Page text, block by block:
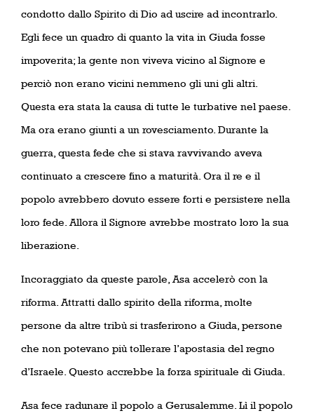
condotto dallo Spirito di Dio ad uscire ad incontrarlo.
Egli fece un quadro di quanto la vita in Giuda fosse
impoverita; la gente non viveva vicino al Signore e
perciò non erano vicini nemmeno gli uni gli altri.
Questa era stata la causa di tutte le turbative nel paese.
Ma ora erano giunti a un rovesciamento. Durante la
guerra, questa fede che si stava ravvivando aveva
continuato a crescere fino a maturità. Ora il re e il
popolo avrebbero dovuto essere forti e persistere nella
loro fede. Allora il Signore avrebbe mostrato loro la sua
liberazione.
Incoraggiato da queste parole, Asa accelerò con la
riforma. Attratti dallo spirito della riforma, molte
persone da altre tribù si trasferirono a Giuda, persone
che non potevano più tollerare l’apostasia del regno
d’Israele. Questo accrebbe la forza spirituale di Giuda.
Asa fece radunare il popolo a Gerusalemme. Lì il popolo